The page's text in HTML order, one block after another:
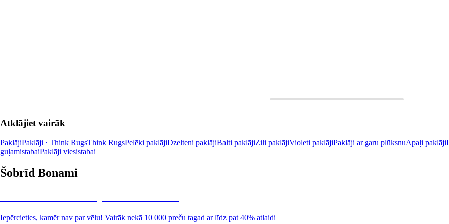
Atklājiet vairāk
PaklājiPaklāji · Think RugsThink RugsPelēki paklājiDzelteni paklājiBalti paklājiZili paklājiVioleti paklājiPaklāji ar garu plūksnuApaļi paklāji
guļamistabaiPaklāji viesistabai
Šobrīd Bonami
Iepērcieties, kamēr nav par vēlu! Vairāk nekā 10 000 preču tagad ar līdz pat 40% atlaidi